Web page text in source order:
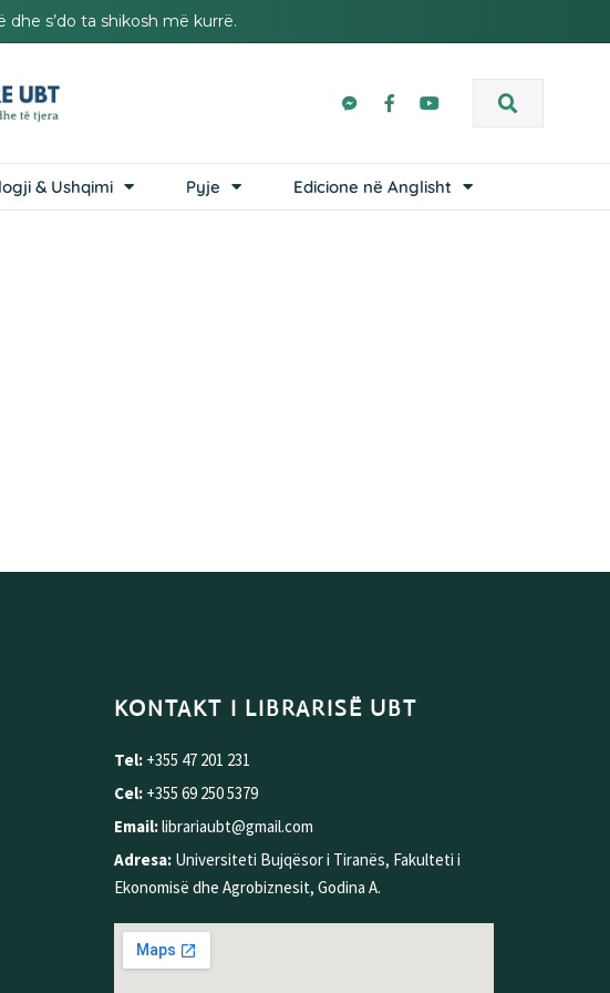
s’do ta shikosh më kurrë.
& Ushqimi Pyje Edicione në Anglisht
KONTAKT I LIBRARISË UBT
Tel: +355 47 201 231
Cel: +355 69 250 5379
Email:librariaubt@gmail.com
Adresa: Universiteti Bujqësor i Tiranës, Fakulteti i
Ekonomisë dhe Agrobiznesit, Godina A.